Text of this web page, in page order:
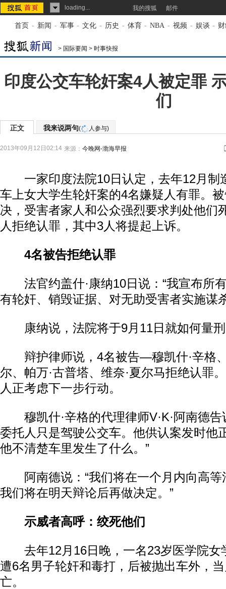
loading... 我的搜狐 邮件
首页 - 新闻 - 军事 - 文化 - 历史 - 体育 - NBA - 视频 - 娱谈 -
> 国际要闻 > 时事快报
印度公交车轮奸案4人被定罪
们
正文 我来说两句( 人参与)
2013年09月12日02:14 来源： 今晚网-渤海早报
一家印度法院10日认定，去年12月制
车上女大学生轮奸案的4名嫌疑人有罪。
决，受害者家人和公众强烈要求判处他们
人拒绝认罪，其中3人将提起上诉。
4名被告拒绝认罪
法官约盖什·康纳10日说：“我宣布所
有轮奸、销毁证据、对无助受害者实施谋
康纳说，法院将于9月11日就如何量刑
辩护律师说，4名被告—穆凯什·辛格、
尔、帕万·古普塔、维奈·夏尔马拒绝认罪
人正考虑下一步行动。
穆凯什·辛格的代理律师V·K·阿南德告
委托人只是驾驶公交车。他供认案发时他
他不清楚车里发生了什么。”
阿南德说：“我们将在一个月内向高等
我们将在明天辩论后再做决定。”
示威者高呼：绞死他们
去年12月16日晚，一名23岁医学院女
遭6名男子轮奸和毒打，后被抛出车外，
亡。